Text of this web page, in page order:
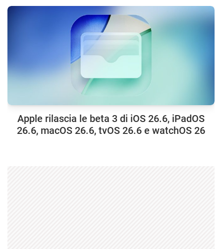
Apple rilascia le beta 3 di iOS 26.6, iPadOS
26.6, macOS 26.6, tvOS 26.6 e watchOS 26